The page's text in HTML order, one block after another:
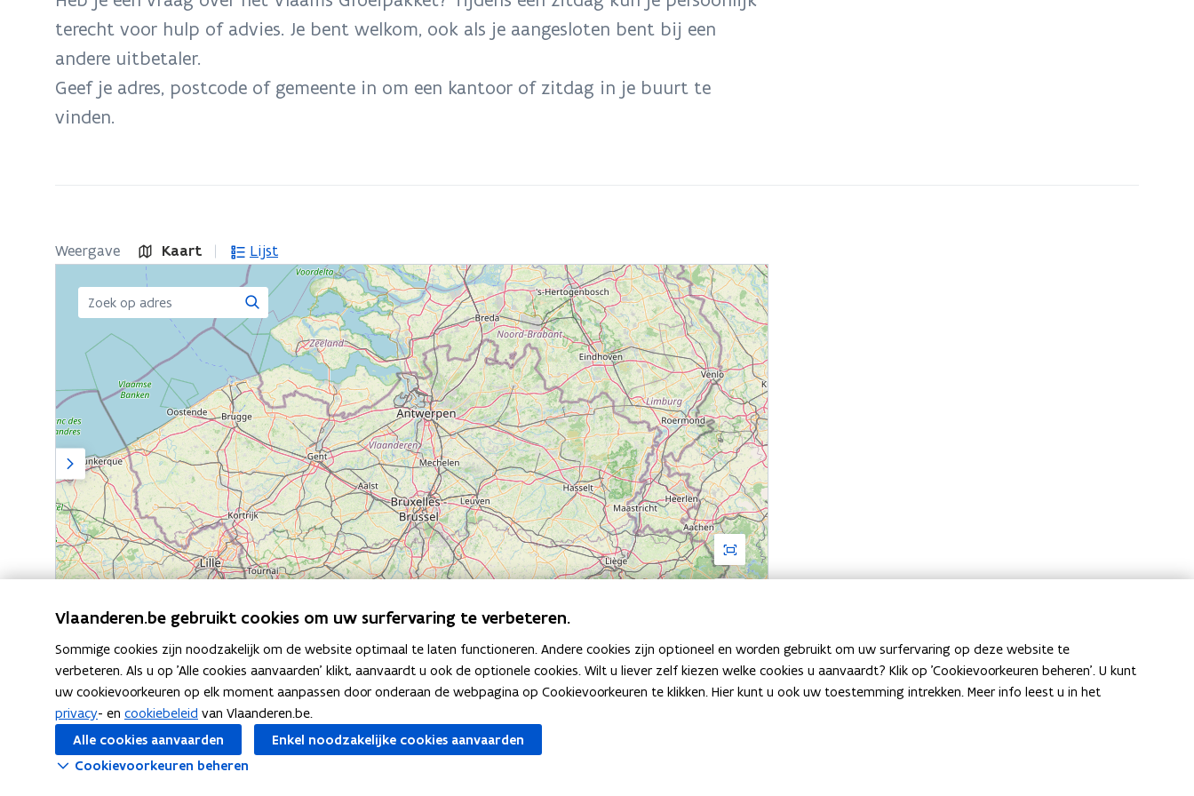
Vind
kantoor
terecht voor hulp of advies. Je bent welkom, ook als je aangesloten bent bij een
andere uitbetaler.
Geef je adres, postcode of gemeente in om een kantoor of zitdag in je buurt te
vinden.
Weergave Kaart Lijst
Zijpaneel
Zoeken
Schermvullende
weergave
Inzoomen
Uitzoomen
© OpenStreetMap
Deel deze pagina
F
a
c
n
K
o
Vlaanderen.be gebruikt cookies om uw surfervaring te verbeteren.
Sommige cookies zijn noodzakelijk om de website optimaal te laten functioneren. Andere cookies zijn optioneel en worden gebruikt om uw surfervaring op deze website te
verbeteren. Als u op 'Alle cookies aanvaarden' klikt, aanvaardt u ook de optionele cookies. Wilt u liever zelf kiezen welke cookies u aanvaardt? Klik op 'Cookievoorkeuren beheren'. U kunt
uw cookievoorkeuren op elk moment aanpassen door onderaan de webpagina op Cookievoorkeuren te klikken. Hier kunt u ook uw toestemming intrekken. Meer info leest u in het
privacy- en cookiebeleid van Vlaanderen.be.
Alle cookies aanvaarden
Enkel noodzakelijke cookies aanvaarden
Cookievoorkeuren beheren